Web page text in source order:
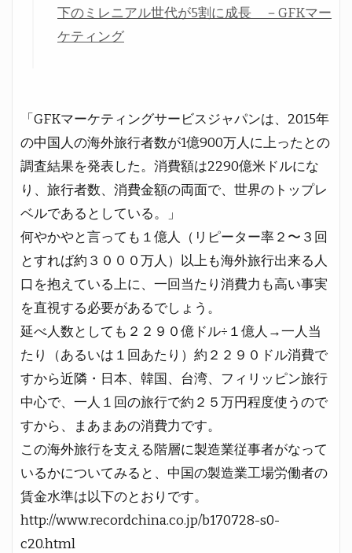
下のミレニアル世代が5割に成長 －GFKマー
ケティング
「GFKマーケティングサービスジャパンは、2015年
の中国人の海外旅行者数が1億900万人に上ったとの
調査結果を発表した。消費額は2290億米ドルにな
り、旅行者数、消費金額の両面で、世界のトップレ
ベルであるとしている。」
何やかやと言っても１億人（リピーター率２〜３回
とすれば約３０００万人）以上も海外旅行出来る人
口を抱えている上に、一回当たり消費力も高い事実
を直視する必要があるでしょう。
延べ人数としても２２９０億ドル÷１億人→一人当
たり（あるいは１回あたり）約２２９０ドル消費で
すから近隣・日本、韓国、台湾、フィリッピン旅行
中心で、一人１回の旅行で約２５万円程度使うので
すから、まあまあの消費力です。
この海外旅行を支える階層に製造業従事者がなって
いるかについてみると、中国の製造業工場労働者の
賃金水準は以下のとおりです。
http://www.recordchina.co.jp/b170728-s0-
c20.html